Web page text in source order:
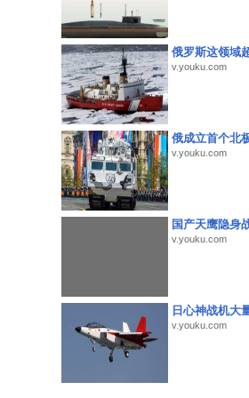
俄罗斯这领域
v.youku.com
俄成立首个北
v.youku.com
国产天鹰隐身
v.youku.com
日心神战机大
v.youku.com